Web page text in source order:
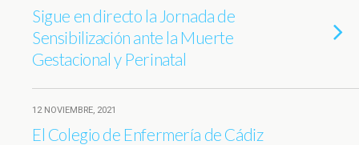
Sigue en directo la Jornada de
Sensibilización ante la Muerte
Gestacional y Perinatal
12 NOVIEMBRE, 2021
El Colegio de Enfermería de Cádiz